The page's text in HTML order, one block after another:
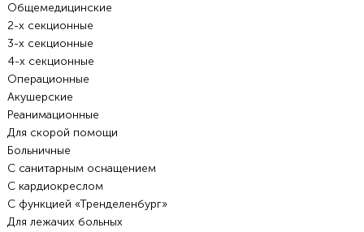
Общемедицинские
2-х секционные
3-х секционные
4-х секционные
Операционные
Акушерские
Реанимационные
Для скорой помощи
Больничные
С санитарным оснащением
С кардиокреслом
С функцией «Тренделенбург»
Для лежачих больных